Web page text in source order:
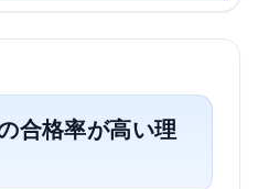
合格率が高い理